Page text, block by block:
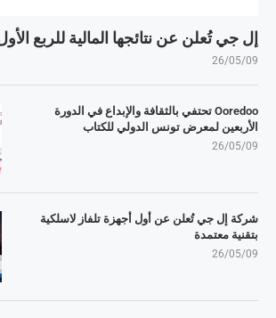
إل جي تُعلن عن نتائجها المالية للربع الأول
26/05/09
Ooredoo تحتفي بالثقافة والإبداع في الدورة
الأربعين لمعرض تونس الدولي للكتاب
26/05/09
شركة إل جي تُعلن عن أول أجهزة تلفاز لاسلكية
بتقنية معتمدة
26/05/09